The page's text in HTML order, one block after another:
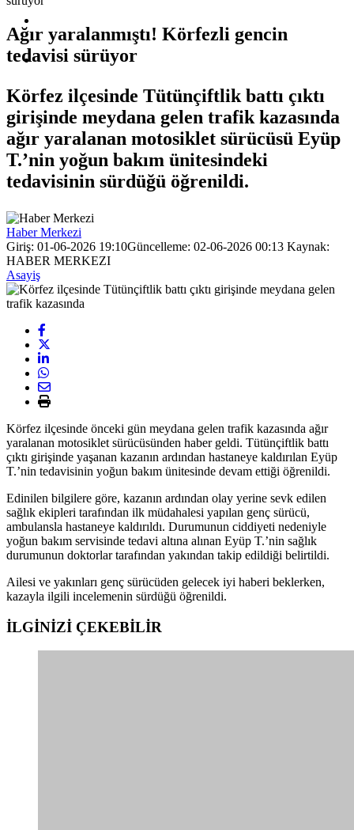
SAĞLIK
Ağır yaralanmıştı! Körfezli gencin
tedavisi sürüyor
Körfez ilçesinde Tütünçiftlik battı çıktı
girişinde meydana gelen trafik kazasında
ağır yaralanan motosiklet sürücüsü Eyüp
T.’nin yoğun bakım ünitesindeki
tedavisinin sürdüğü öğrenildi.
Haber Merkezi
Giriş: 01-06-2026 19:10Güncelleme: 02-06-2026 00:13 Kaynak:
HABER MERKEZI
Asayiş
Körfez ilçesinde önceki gün meydana gelen trafik kazasında ağır
yaralanan motosiklet sürücüsünden haber geldi. Tütünçiftlik battı
çıktı girişinde yaşanan kazanın ardından hastaneye kaldırılan Eyüp
T.’nin tedavisinin yoğun bakım ünitesinde devam ettiği öğrenildi.
Edinilen bilgilere göre, kazanın ardından olay yerine sevk edilen
sağlık ekipleri tarafından ilk müdahalesi yapılan genç sürücü,
ambulansla hastaneye kaldırıldı. Durumunun ciddiyeti nedeniyle
yoğun bakım servisinde tedavi altına alınan Eyüp T.’nin sağlık
durumunun doktorlar tarafından yakından takip edildiği belirtildi.
Ailesi ve yakınları genç sürücüden gelecek iyi haberi beklerken,
kazayla ilgili incelemenin sürdüğü öğrenildi.
İLGİNİZİ ÇEKEBİLİR